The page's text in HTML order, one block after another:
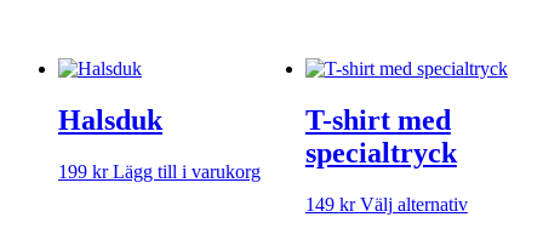
Halsduk
199 kr Lägg till i varukorg
T-shirt med
specialtryck
149 kr Välj alternativDen